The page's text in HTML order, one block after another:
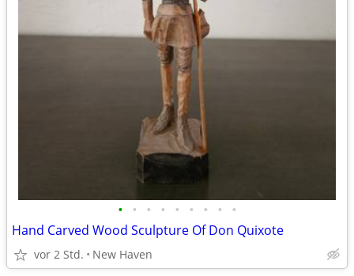
• • • • • • • • •
Hand Carved Wood Sculpture Of Don Quixote
vor 2 Std. New Haven